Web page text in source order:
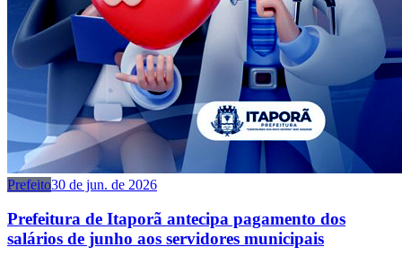
Prefeito30 de jun. de 2026
Prefeitura de Itaporã antecipa pagamento dos
salários de junho aos servidores municipais